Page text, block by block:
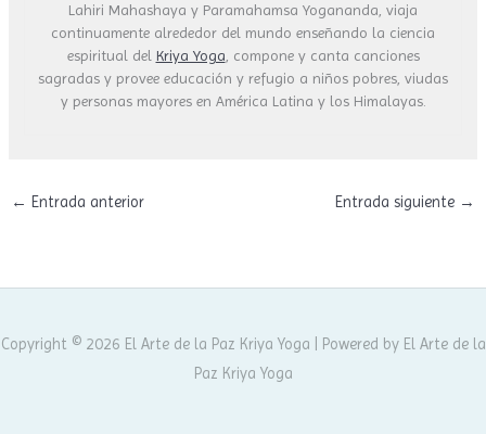
Lahiri Mahashaya y Paramahamsa Yogananda, viaja
continuamente alrededor del mundo enseñando la ciencia
espiritual del Kriya Yoga, compone y canta canciones
sagradas y provee educación y refugio a niños pobres, viudas
y personas mayores en América Latina y los Himalayas.
← Entrada anterior Entrada siguiente →
Copyright © 2026 El Arte de la Paz Kriya Yoga | Powered by El Arte de la
Paz Kriya Yoga